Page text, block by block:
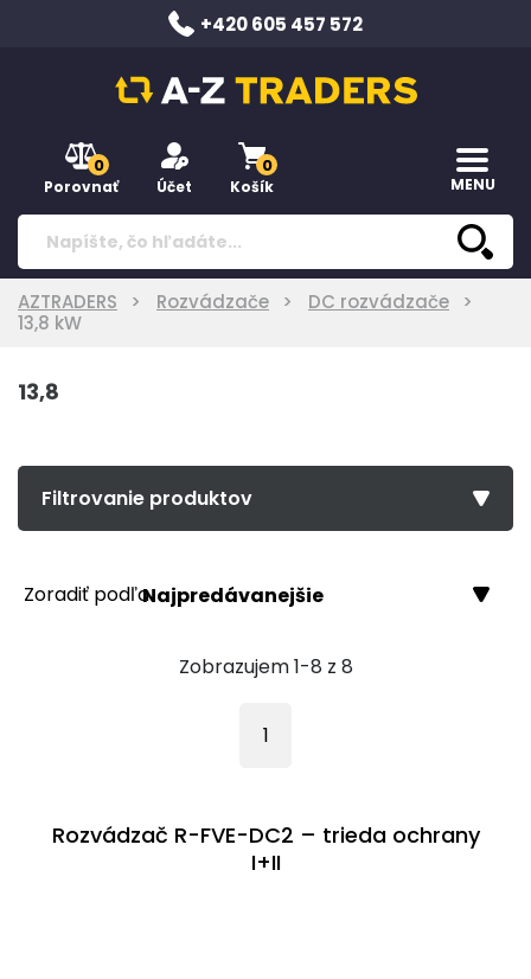
+420 605 457 572
0
Porovnať Účet
0
Košík MENU
AZTRADERS Rozvádzače
DC rozvádzače
13,8 kW
13,8
Filtrovanie produktov
Zoradiť podľaNajpredávanejšie
Zobrazujem 1-8 z 8
1
Rozvádzač R-FVE-DC2 – trieda ochrany
I+II